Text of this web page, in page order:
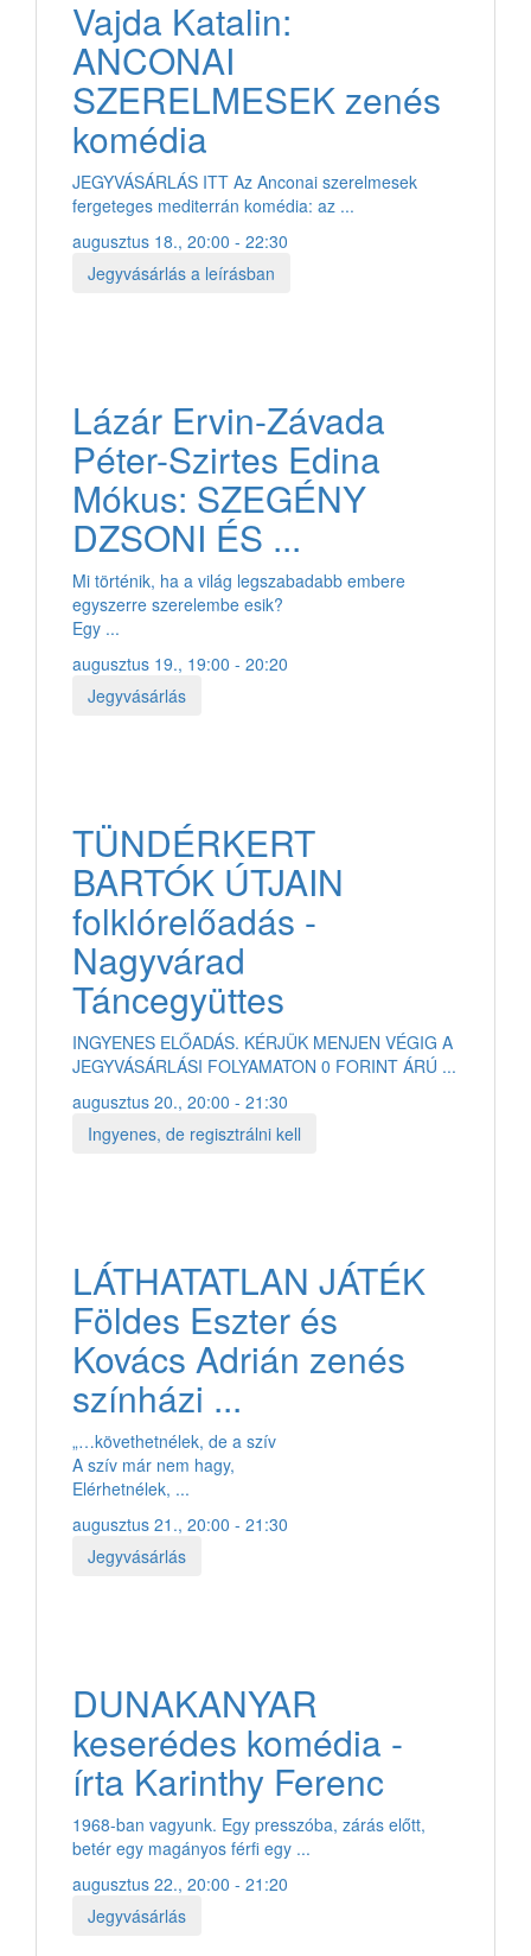
Vajda Katalin:
ANCONAI
SZERELMESEK zenés
komédia
JEGYVÁSÁRLÁS ITT Az Anconai szerelmesek
fergeteges mediterrán komédia: az ...
augusztus 18., 20:00 - 22:30
Jegyvásárlás a leírásban
Lázár Ervin-Závada
Péter-Szirtes Edina
Mókus: SZEGÉNY
DZSONI ÉS ...
Mi történik, ha a világ legszabadabb embere
egyszerre szerelembe esik?
Egy ...
augusztus 19., 19:00 - 20:20
Jegyvásárlás
TÜNDÉRKERT
BARTÓK ÚTJAIN
folklórelőadás -
Nagyvárad
Táncegyüttes
INGYENES ELŐADÁS. KÉRJÜK MENJEN VÉGIG A
JEGYVÁSÁRLÁSI FOLYAMATON 0 FORINT ÁRÚ ...
augusztus 20., 20:00 - 21:30
Ingyenes, de regisztrálni kell
LÁTHATATLAN JÁTÉK
Földes Eszter és
Kovács Adrián zenés
színházi ...
„…követhetnélek, de a szív
A szív már nem hagy,
Elérhetnélek, ...
augusztus 21., 20:00 - 21:30
Jegyvásárlás
DUNAKANYAR
keserédes komédia -
írta Karinthy Ferenc
1968-ban vagyunk. Egy presszóba, zárás előtt,
betér egy magányos férfi egy ...
augusztus 22., 20:00 - 21:20
Jegyvásárlás